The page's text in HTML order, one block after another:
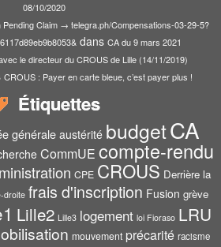
08/10/2020
Claim → telegra.ph/Compensations-03-29-5?
dans CA du 9 mars 2021
le directeur du CROUS de Lille (14/11/2019)
CROUS : Payer en carte bleue, c’est payer plus !
Étiquettes
générale austérité budgetCA
CommUE compte-rendu
CPE CROUS Derrière la
droite frais d'inscription Fusion grève
Lille2 Lille3 logement loi Fioraso LRU
mouvement précarité racisme